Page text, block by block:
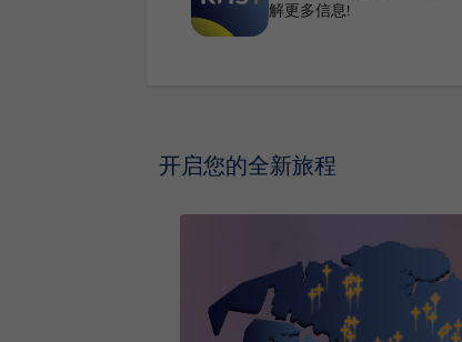
解更多信息!
开启您的全新旅程